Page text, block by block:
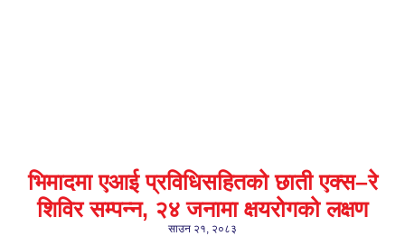
भिमादमा एआई प्रविधिसहितको छाती एक्स–रे
शिविर सम्पन्न, २४ जनामा क्षयरोगको लक्षण
साउन २१, २०८३